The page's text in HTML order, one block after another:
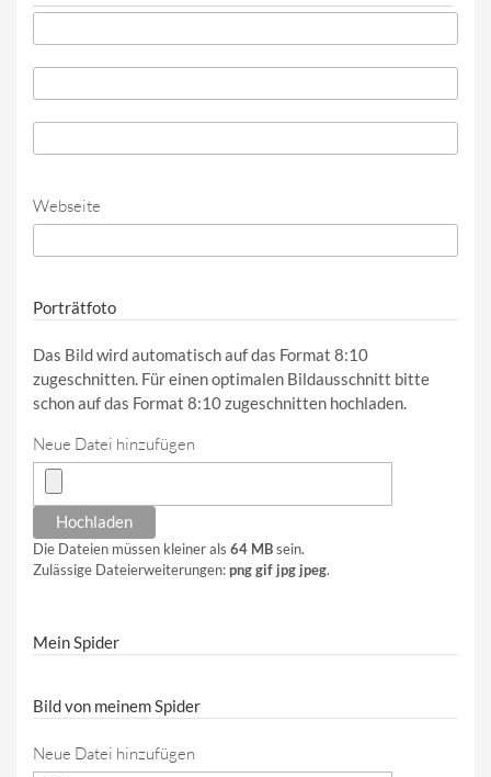
Webseite
Porträtfoto
Das Bild wird automatisch auf das Format 8:10
zugeschnitten. Für einen optimalen Bildausschnitt bitte
schon auf das Format 8:10 zugeschnitten hochladen.
Neue Datei hinzufügen
Die Dateien müssen kleiner als 64 MBsein.
Zulässige Dateierweiterungen:png gif jpg jpeg.
Mein Spider
Bild von meinem Spider
Neue Datei hinzufügen